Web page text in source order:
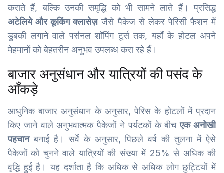
कराते हैं, बल्कि उनकी समृद्धि को भी सामने लाते हैं। प्रसिद्ध
अटेलिये और कूकिंग क्लासेज़जैसे पैकेज से लेकर पेरिसी फैशन में
डुबकी लगाने वाले पर्सनल शॉपिंग टूर्स तक, यहाँ के होटल अपने
मेहमानों को बेहतरीन अनुभव उपलब्ध करा रहे हैं।
बाजार अनुसंधान और यात्रियों की पसंद के
आँकड़े
आधुनिक बाजार अनुसंधान के अनुसार, पेरिस के होटलों में प्रदान
किए जाने वाले अनुभवात्मक पैकेजों ने पर्यटकों के बीचएक अनोखी
पहचानबनाई है। सर्वे के अनुसार, पिछले वर्ष की तुलना में ऐसे
पैकेजों को चुनने वाले यात्रियों की संख्या में 25% से अधिक की
वृद्धि हुई है। यह दर्शाता है कि अधिक से अधिक लोग छुट्टियों में